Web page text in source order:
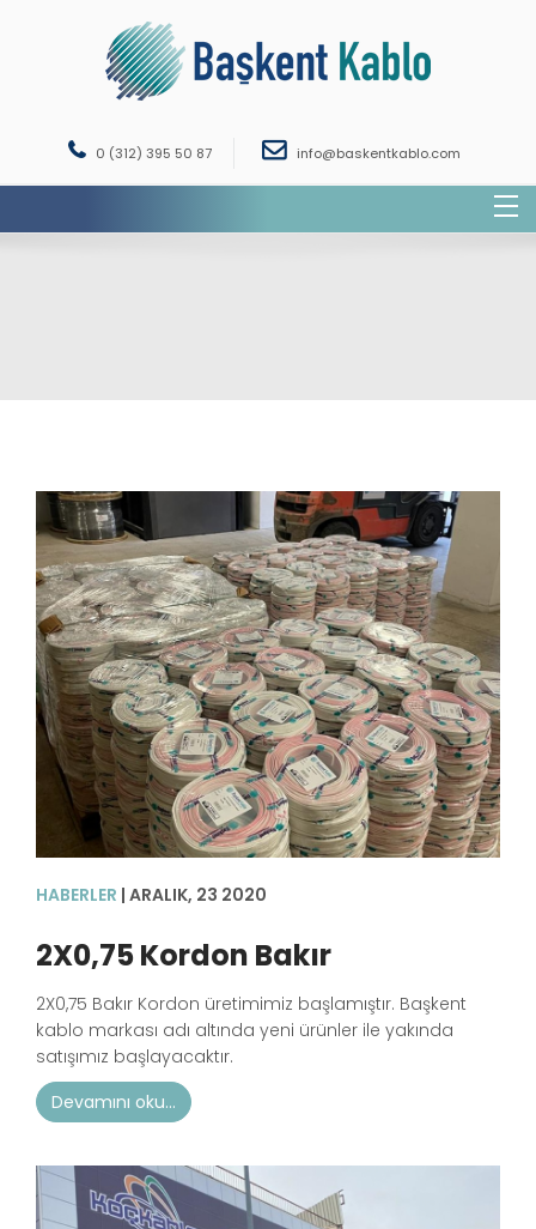
arama...
0 (312) 395 50 87 info@baskentkablo.com
HABERLER | ARALIK, 23 2020
2X0,75 Kordon Bakır
2X0,75 Bakır Kordon üretimimiz başlamıştır. Başkent
kablo markası adı altında yeni ürünler ile yakında
satışımız başlayacaktır.
Devamını oku...